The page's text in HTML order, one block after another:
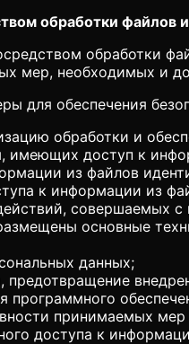
обработки файлов
обработки
мер, необходимых и
для обеспечения
обработки и
имеющих доступ к
из файлов
к информации из
совершаемых
основные
данных;
предотвращение
программного
принимаемых
доступа к